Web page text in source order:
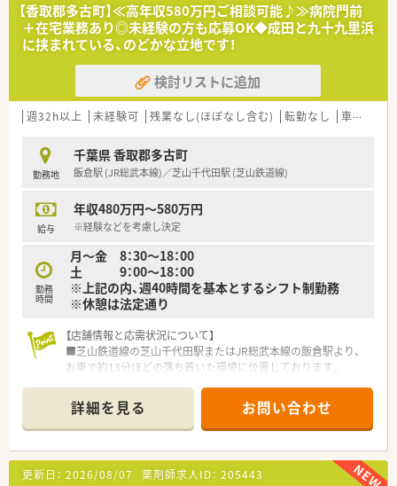
【香取郡多古町】≪高年収580万円ご相談可能♪≫病院門前
＋在宅業務あり◎未経験の方も応募OK◆成田と九十九里浜
に挟まれている、のどかな立地です！
検討リストに追加
週32h以上 未経験可 残業なし(ほぼなし含む) 転勤なし 車通勤可
勤務地
千葉県 香取郡多古町
飯倉駅 (JR総武本線)／芝山千代田駅 (芝山鉄道線)
給与
年収480万円～580万円
※経験などを考慮し決定
勤務
時間
月～金 8：30～18：00
土 9：00～18：00
※上記の内、週40時間を基本とするシフト制勤務
※休憩は法定通り
【店舗情報と応需状況について】
■芝山鉄道線の芝山千代田駅またはJR総武本線の飯倉駅より、
お車で約13分ほどの落ち着いた環境に位置しております。
など多科目の処方箋を1日平均40枚から50枚ほど応需していま
す。
■薬剤師は常勤3名、非常勤3名の体制で運営されており、処方枚
数に対して手厚い人員配置でゆとりを持って業務に取り組めま
す。
詳細を見る お問い合わせ
更新日： 2026/08/07 薬剤師求人ID： 205443